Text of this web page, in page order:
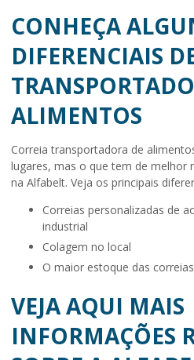
CONHEÇA
DIFERENCIAIS
ALIMENTOS
Correia transportadora de
lugares, mas o que tem de melhor
na Alfabelt. Veja os principais
correias personalizadas de acordo com o processo
industrial
colagem no local
o maior estoque das
VEJA AQUI MAIS
INFORMAÇÕES